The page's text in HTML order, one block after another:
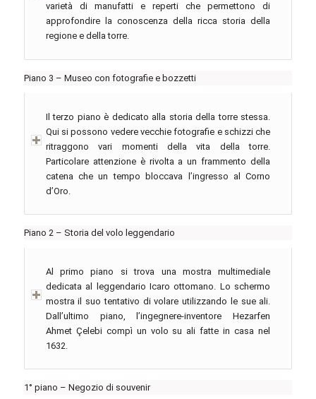
varietà di manufatti e reperti che permettono di
approfondire la conoscenza della ricca storia della
regione e della torre.
Piano 3 – Museo con fotografie e bozzetti
Il terzo piano è dedicato alla storia della torre stessa.
Qui si possono vedere vecchie fotografie e schizzi che
ritraggono vari momenti della vita della torre.
Particolare attenzione è rivolta a un frammento della
catena che un tempo bloccava l’ingresso al Corno
d’Oro.
Piano 2 – Storia del volo leggendario
Al primo piano si trova una mostra multimediale
dedicata al leggendario Icaro ottomano. Lo schermo
mostra il suo tentativo di volare utilizzando le sue ali.
Dall’ultimo piano, l’ingegnere-inventore Hezarfen
Ahmet Çelebi compì un volo su ali fatte in casa nel
1632.
1° piano – Negozio di souvenir